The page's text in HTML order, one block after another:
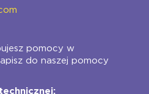
pomocy w
do naszej pomocy